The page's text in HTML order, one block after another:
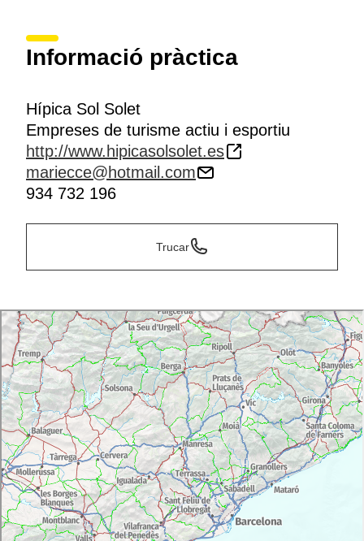
Informació pràctica
Hípica Sol Solet
Empreses de turisme actiu i esportiu
http://www.hipicasolsolet.es
mariecce@hotmail.com
934 732 196
Trucar